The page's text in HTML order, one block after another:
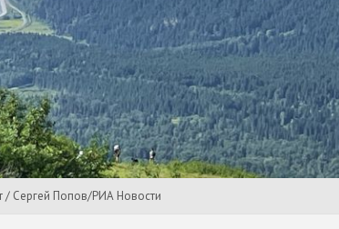
/ Сергей Попов/РИА Новости